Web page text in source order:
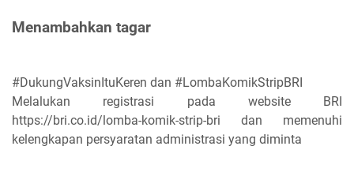
Menambahkan tagar
#DukungVaksinItuKeren dan #LombaKomikStripBRI
Melalukan registrasi pada website BRI
https://bri.co.id/lomba-komik-strip-bri dan memenuhi
kelengkapan persyaratan administrasi yang diminta